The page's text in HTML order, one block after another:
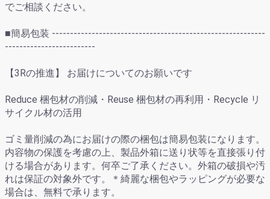
でご相談ください。
■簡易包装 -----------------------------------------------------------
-------------------------
【3Rの推進】 お届けについてのお願いです
Reduce 梱包材の削減・Reuse 梱包材の再利用・Recycle リ
サイクル材の活用
ゴミ量削減の為にお届けの際の梱包は簡易包装になります。
内容物の保護を考慮の上、製品外箱に送り状等を直接張り付
ける場合があります。何卒ご了承ください。外箱の破損や汚
れは保証の対象外です。＊綺麗な梱包やラッピングが必要な
場合は、無料で承ります。